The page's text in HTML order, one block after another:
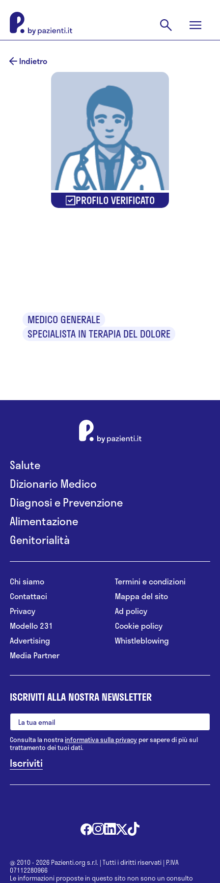
Indietro
PROFILO VERIFICATO
MEDICO GENERALE
SPECIALISTA IN TERAPIA DEL DOLORE
Salute
Dizionario Medico
Diagnosi e Prevenzione
Alimentazione
Genitorialità
Chi siamo
Contattaci
Privacy
Modello 231
Advertising
Media Partner
Termini e condizioni
Mappa del sito
Ad policy
Cookie policy
Whistleblowing
ISCRIVITI ALLA NOSTRA NEWSLETTER
Consulta la nostrainformativa sulla privacy per sapere di più sul
trattamento dei tuoi dati.
@ 2010 - 2026 Pazienti.org s.r.l. | Tutti i diritti riservati | P.IVA
07112280966
Le informazioni proposte in questo sito non sono un consulto